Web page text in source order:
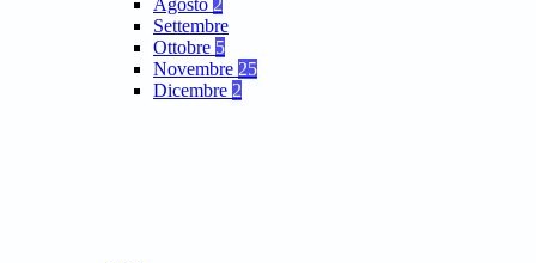
Agosto 2
Settembre
Ottobre 5
Novembre 25
Dicembre 2